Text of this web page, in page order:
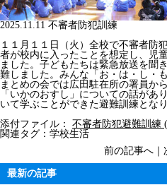
2025.11.11 不審者防犯訓練
１１月１１日（火）全校で不審者防
者が校内に入ったことを想定し、児
ました。子どもたちは緊急放送を聞
難しました。みんな「お・は・し・
まとめの会では広田駐在所の署員か
「いかのおすし」についての話があ
いて学ぶことができた避難訓練となり
添付ファイル： 不審者防犯避難訓練
関連タグ： 学校生活
前の記事へ
最新の記事